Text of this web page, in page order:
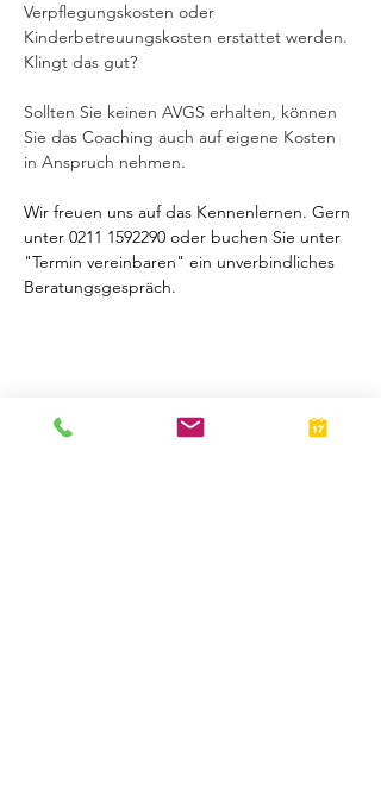
Verpflegungskosten oder
Kinderbetreuungskosten erstattet werden.
Klingt das gut?
Sollten Sie keinen AVGS erhalten, können
Sie das Coaching auch auf eigene Kosten
in Anspruch nehmen.
Wir freuen uns auf das Kennenlernen. Gern
unter 0211 1592290 oder buchen Sie unter
"Termin vereinbaren" ein unverbindliches
Beratungsgespräch.
Ihr
Beratungsteam